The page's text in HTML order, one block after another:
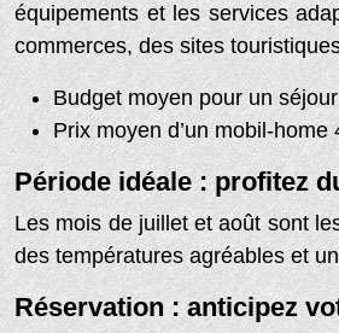
équipements et les services
commerces, des sites
Budget moyen pour un
Prix moyen d’un mobil-
Période idéale : profitez
Les mois de juillet et août sont
des températures agréables et
Réservation : anticipez